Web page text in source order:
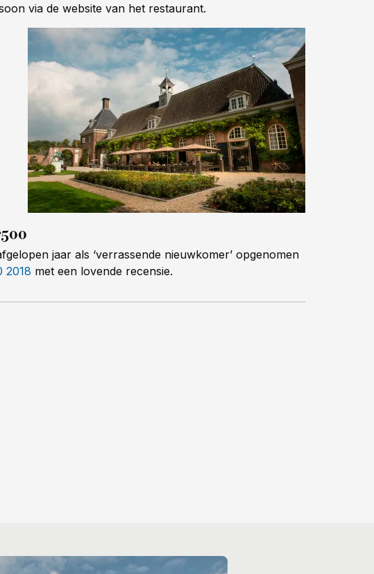
via de website van het restaurant.
jaar als ‘verrassende nieuwkomer’ opgenomen
2018 met een lovende recensie.